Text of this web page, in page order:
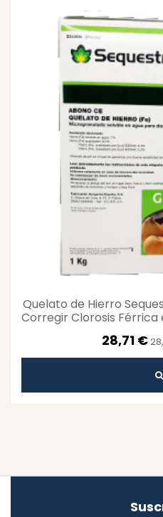
Quelato de Hierro
Corregir Clorosis
28,71 €